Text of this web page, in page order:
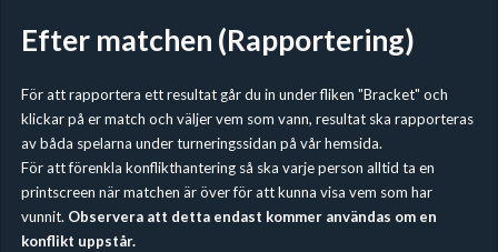
Efter matchen (Rapportering)
För att rapportera ett resultat går du in under fliken "Bracket" och
klickar på er match och väljer vem som vann, resultat ska rapporteras
av båda spelarna under turneringssidan på vår hemsida.
För att förenkla konflikthantering så ska varje person alltid ta en
printscreen när matchen är över för att kunna visa vem som har
vunnit. Observera att detta endast kommer användas om en
konflikt uppstår.